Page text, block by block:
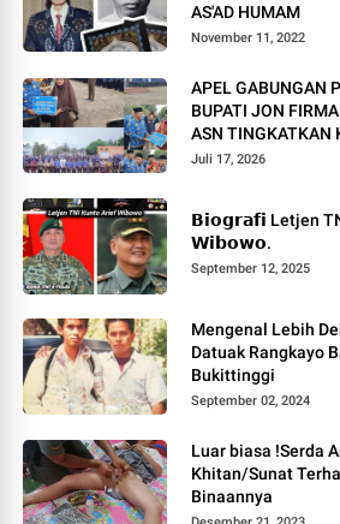
AS'AD HUMAM
November 11, 2022
APEL GABUNGAN
BUPATI JON
ASN TINGKATKAN
PELAYANAN
Juli 17, 2026
𝗕𝗶𝗼𝗴𝗿𝗮𝗳𝗶 Letjen
𝗪𝗶𝗯𝗼𝘄𝗼.
September 12, 2025
Mengenal Lebih
Datuak Rangkayo
Bukittinggi
September 02, 2024
Luar biasa !Serda
Khitan/Sunat
Binaannya